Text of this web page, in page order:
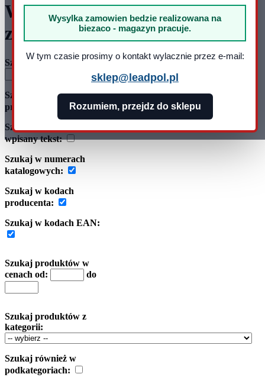
Wysylka zamowien bedzie realizowana na
biezaco - magazyn pracuje.
W tym czasie prosimy o kontakt wylacznie przez e-mail:
sklep@leadpol.pl
Rozumiem, przejdz do sklepu
Wyszukiwanie
zaawansowane
Szukany produkt
Szukaj w opisach
produktów:
Szukaj dokładnie
wpisany tekst:
Szukaj w numerach
katalogowych:
Szukaj w kodach
producenta:
Szukaj w kodach EAN:
Szukaj produktów w
cenach od:
do
Szukaj produktów z
kategorii:
Szukaj również w
podkategoriach: